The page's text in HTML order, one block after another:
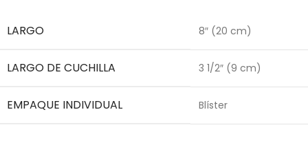
LARGO 8″ (20 cm)
LARGO DE CUCHILLA 3 1/2″ (9 cm)
EMPAQUE INDIVIDUAL Blíster